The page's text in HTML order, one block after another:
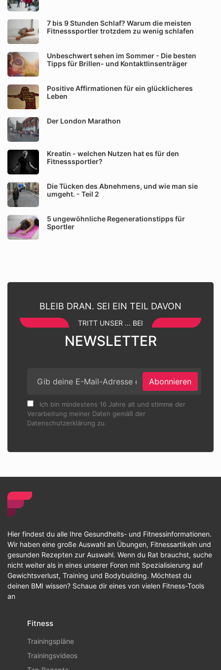
7 bis 9 Stunden Schlaf? Warum die meisten
Fitnesssportler trotzdem zu wenig schlafen
Unbeschwert sehen im Sommer - Die besten
Tipps für Brillen- und Kontaktlinsenträger
Positive Affirmationen für ein glücklicheres
Leben
Der London Marathon
Kreatin - welchen Nutzen hat es für den
Fitnesssportler?
Die Tücken des Abnehmens, und wie man sie
umgeht. - Teil 2
5 ungewöhnliche Regenerationstipps für
Sportler
BLEIB DRAN. SEI EIN TEIL DAVON
TRITT UNSER ... BEI
NEWSLETTER
Abonnieren
Ich bin mindestens 16 Jahre alt und stimme der
Verarbeitung meiner Daten gemäß der
Datenschutzerklärung zu.
Hier findest du alle Ihre Gesundheits- und Fitnessinformationen.
Wir haben eine große Auswahl an Übungen, Fitnessartikeln und
gesunden Rezepten zur Auswahl. Wenn du Rat brauchst, suche
nicht weiter als in eines unserer Foren mit Spezialisierung auf
Gewichtsverlust, Training und Bodybuilding. Möchtest du
deinen BMI wissen? Schaue dir eines von vielen Fitness-Tools
an
Fitness
Trainingspläne
Trainingsvideos